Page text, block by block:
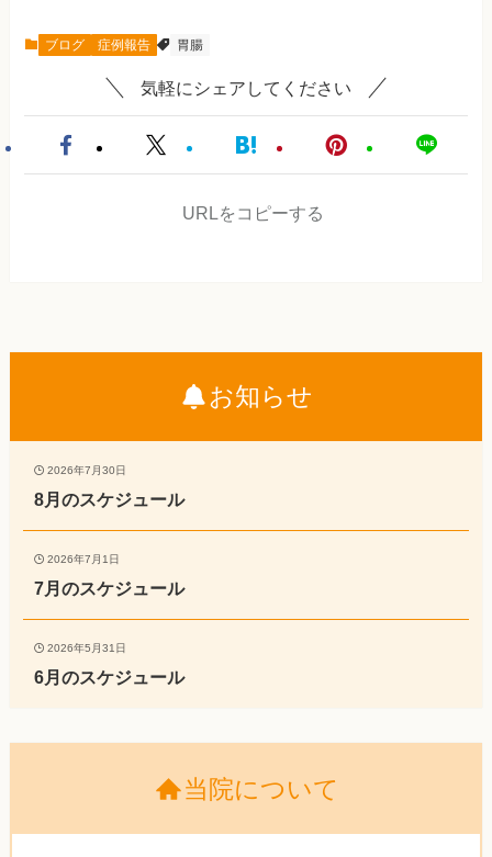
ブログ 症例報告 胃腸
気軽にシェアしてください
URLをコピーする
お知らせ
2026年7月30日
8月のスケジュール
2026年7月1日
7月のスケジュール
2026年5月31日
6月のスケジュール
当院について